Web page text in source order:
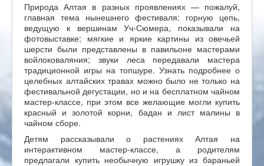
Природа Алтая в разных проявлениях — пожалуй,
главная тема нынешнего фестиваля: горную цепь,
ведущую к вершинам Уч-Сюмера, показывали на
фотовыставке; мягкие и яркие картины из овечьей
шерсти были представлены в павильоне мастерами
войлоковаляния; звуки леса передавали мастера
традиционной игры на топшуре. Узнать подробнее о
целебных алтайских травах можно было не только на
фестивальной дегустации, но и на бесплатном чайном
мастер-классе, при этом все желающие могли купить
красный и золотой корни, бадан и лист малины в
чайном сборе.
Детям рассказывали о растениях Алтая на
интерактивном мастер-классе, а родителям
предлагали купить необычную игрушку из бараньей